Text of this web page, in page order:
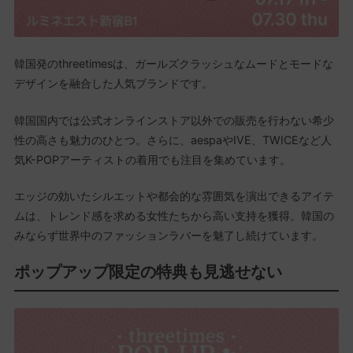
韓国発のthreetimesは、ガールズクラッシュなムードとモードな
デザインを融合した人気ブランドです。
韓国国内では公式オンラインストア以外での販売を行わない希少
性の高さも魅力のひとつ。さらに、aespaやIVE、TWICEなど人
気K-POPアーティストの着用でも注目を集めています。
エッジの効いたシルエットや都会的な雰囲気を演出できるアイテ
ムは、トレンド感を求める女性たちから高い支持を獲得。韓国の
みならず世界中のファッションラバーを魅了し続けています。
ポップアップ限定の特典も見逃せない